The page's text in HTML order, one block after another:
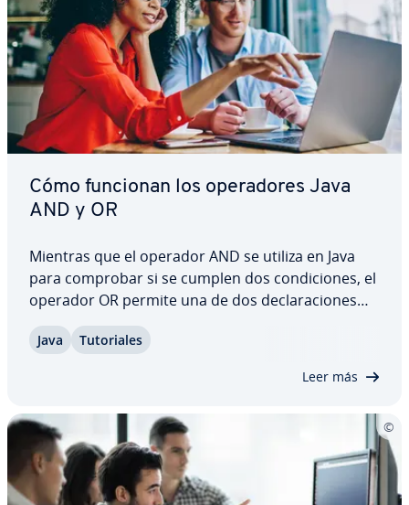
Cómo funcionan los ope­ra­do­res Java
AND y OR
Mientras que el operador AND se utiliza en Java
para comprobar si se cumplen dos co­n­di­cio­nes, el
operador OR permite una de dos de­cla­ra­cio­nes
funciones, cómo es su sintaxis y en qué se di­fe­re­n­
Java Tu­to­ria­les
Leer más